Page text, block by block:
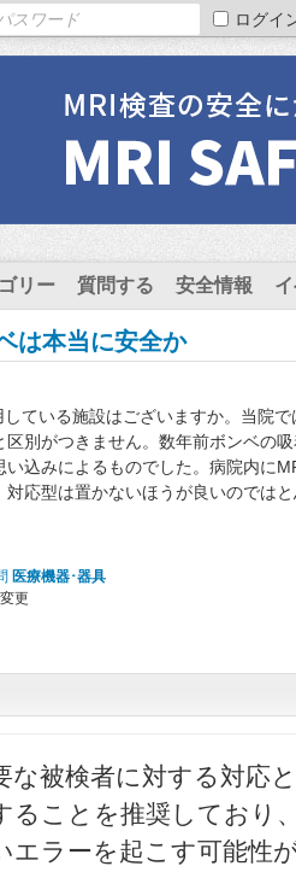
ログイ
リー 質問する 安全情報
は本当に安全か
ている施設はございますか。当院
別がつきません。数年前ボンベの
い込みによるものでした。病院内に
対応型は置かないほうが良いのでは
医療機器･器具
更
な被検者に対する対応
ることを推奨しており
エラーを起こす可能性